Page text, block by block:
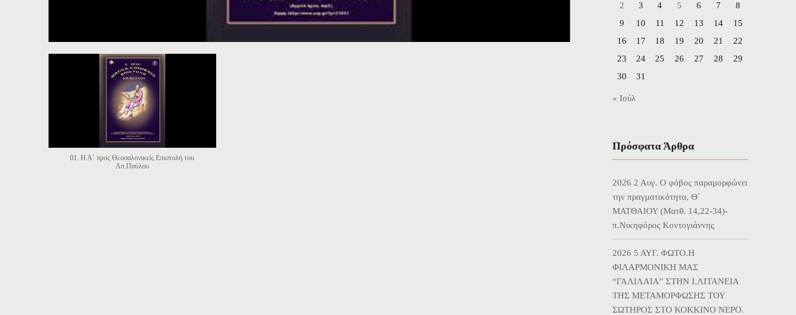
01. Η Α΄ προς Θεσσαλονικείς Επιστολή του
Απ.Παύλου
2
3 4 5 6 7
8
9
10 11 12 13 14
15
16
17 18 19 20 21
22
23
24 25 26 27 28
29
30
31
« Ιούλ
Πρόσφατα Άρθρα
2026 2 Αυγ. Ο φόβος παραμορφώνει
την πραγματικότητα, Θ΄
ΜΑΤΘΑΙΟΥ (Ματθ. 14,22-34)-
π.Νικηφόρος Κοντογιάννης
2026 5 ΑΥΓ. ΦΩΤΟ.Η
ΦΙΛΑΡΜΟΝΙΚΗ ΜΑΣ
“ΓΑΛΙΛΑΙΑ” ΣΤΗΝ Ι.ΛΙΤΑΝΕΙΑ
ΤΗΣ ΜΕΤΑΜΟΡΦΩΣΗΣ ΤΟΥ
ΣΩΤΗΡΟΣ ΣΤΟ ΚΟΚΚΙΝΟ ΝΕΡΟ.